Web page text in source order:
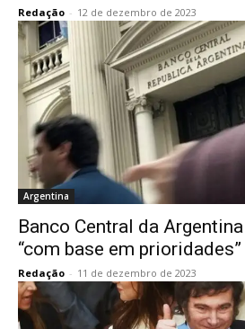
Redação - 12 de dezembro de 2023
Argentina
Banco Central da
“com base em prioridades”
Redação - 11 de dezembro de 2023